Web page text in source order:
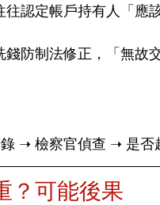
往認定帳戶持有人「應
錢防制法修正，「無故
➝ 檢察官偵查 ➝ 是否
？可能後果